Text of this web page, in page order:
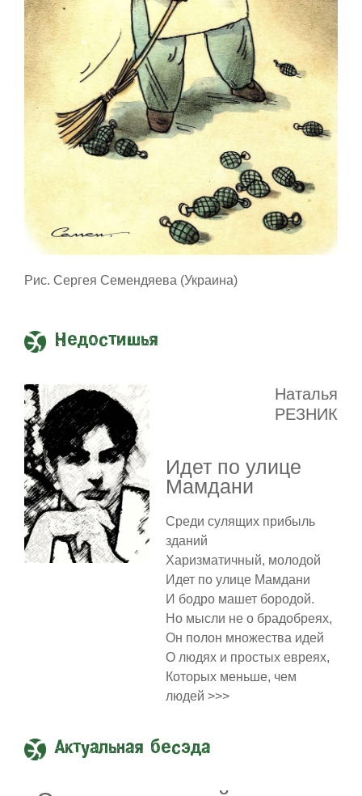
Рис. Сергея Семендяева (Украина)
Недостишья
Наталья
РЕЗНИК
Идет по улице
Мамдани
Среди сулящих прибыль
зданий
Харизматичный, молодой
Идет по улице Мамдани
И бодро машет бородой.
Но мысли не о брадобреях,
Он полон множества идей
О людях и простых евреях,
Которых меньше, чем
людей >>>
Актуальная бесэда